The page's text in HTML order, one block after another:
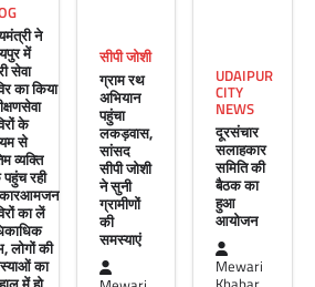
Khabar
खबर@उदयपुर। राजस्थान सरकार द्वारा गांव के
पायदान पर बैठे व्यक्ति तक योजनाओं का लाभ
और उसे मुख्यधारा…
Facebook
Email
WhatsApp
Reddit
CITY NEWS
ने
में
सेवा
का किया
के
से
व्यक्ति
रही
का लें
लोगों की
का
सीपी जोशी
ग्राम रथ
अभियान
पहुंचा
लकड़वास,
सांसद
सीपी जोशी
ने सुनी
ग्रामीणों
की
समस्याएं
UDAIPUR
CITY
NEWS
दूरसंचार
सलाहकार
समिति की
बैठक का
हुआ
आयोजन
Mewari